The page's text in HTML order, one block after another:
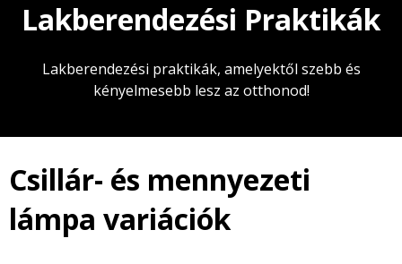
Lakberendezési Praktikák
Lakberendezési praktikák, amelyektől szebb és
kényelmesebb lesz az otthonod!
Csillár- és mennyezeti
lámpa variációk